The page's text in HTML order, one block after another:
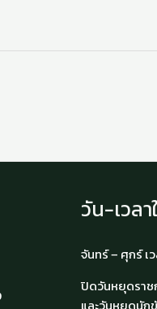
วัน-เวล
จันทร์ – ศุกร์ เ
ปิดวันหยุดราช